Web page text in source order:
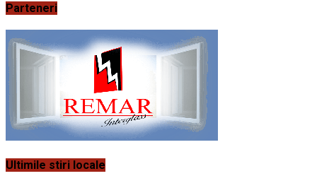
Parteneri
Ultimile stiri locale